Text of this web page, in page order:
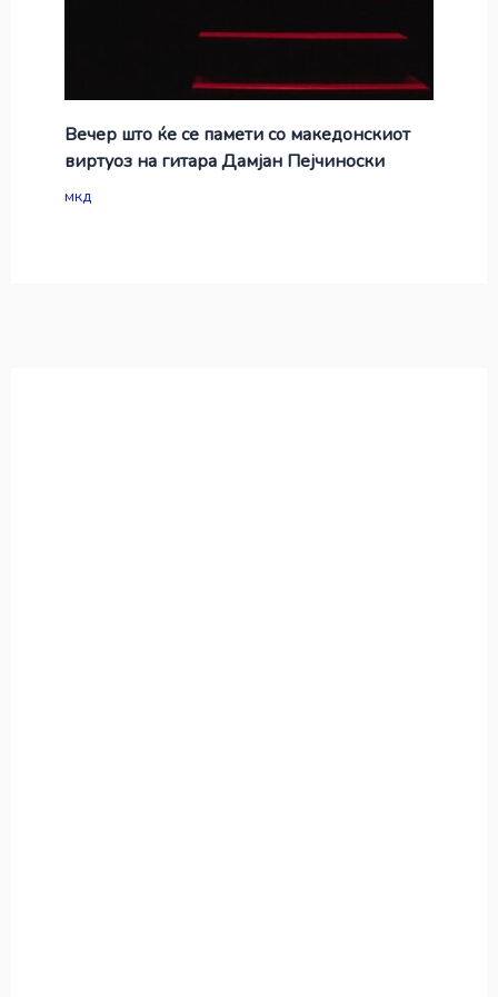
Вечер што ќе се памети со македонскиот
виртуоз на гитара Дамјан Пејчиноски
мкд